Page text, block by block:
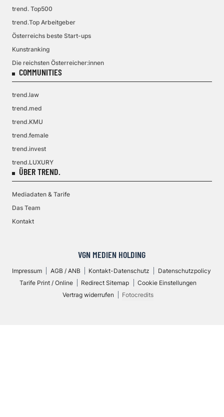
trend. Top500
trend.Top Arbeitgeber
Österreichs beste Start-ups
Kunstranking
Die reichsten Österreicher:innen
COMMUNITIES
trend.law
trend.med
trend.KMU
trend.female
trend.invest
trend.LUXURY
ÜBER TREND.
Mediadaten & Tarife
Das Team
Kontakt
VGN MEDIEN HOLDING
Impressum AGB / ANB Kontakt-Datenschutz
Datenschutzpolicy
Tarife Print / Online
Redirect Sitemap
Cookie Einstellungen
Vertrag widerrufen
Fotocredits